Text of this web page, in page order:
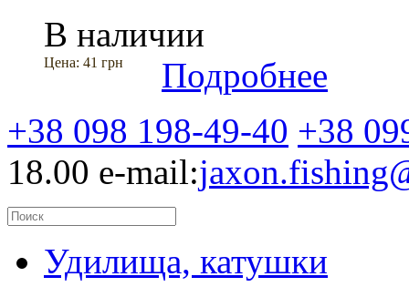
В наличии
Цена: 41 грн
Подробнее
+38 098 198-49-40 +38
18.00 e-mail:
Удилища, катушки